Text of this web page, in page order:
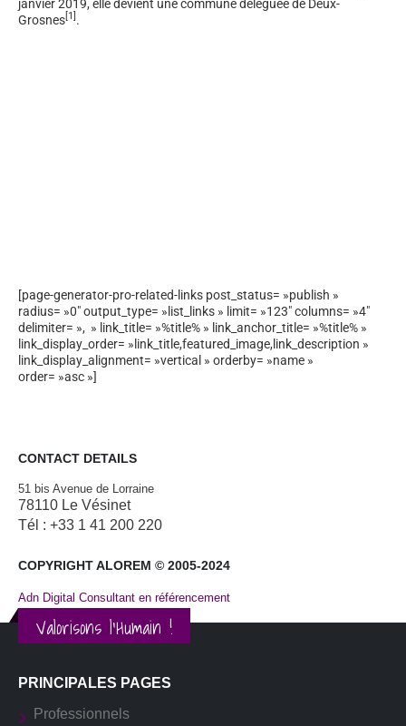
janvier 2019, elle devient une commune déléguée de Deux-
Grosnes 1 .
[page-generator-pro-related-links post_status= »publish »
radius= »0″ output_type= »list_links » limit= »123″ columns= »4″
delimiter= », » link_title= »%title% » link_anchor_title= »%title% »
link_display_order= »link_title,featured_image,link_description »
link_display_alignment= »vertical » orderby= »name »
order= »asc »]
CONTACT DETAILS
51 bis Avenue de Lorraine
78110 Le Vésinet
Tél : +33 1 41 200 220
COPYRIGHT ALOREM © 2005-2024
Adn Digital Consultant en référencement
Valorisons l'Humain !
PRINCIPALES PAGES
Professionnels